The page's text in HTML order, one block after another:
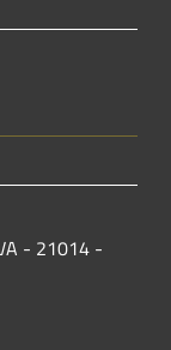
- 21014 -